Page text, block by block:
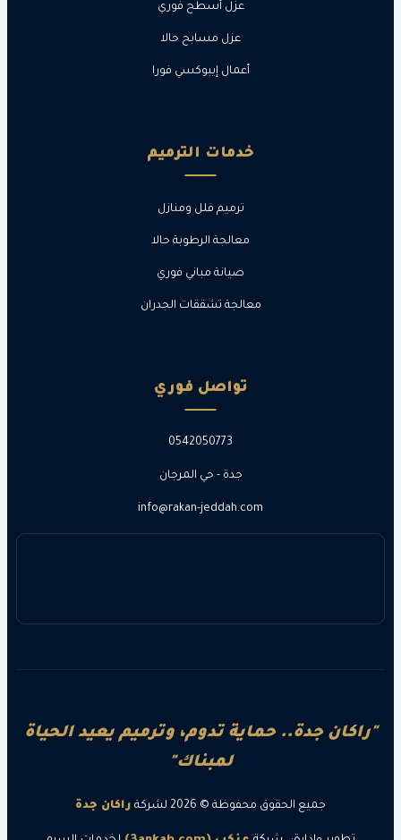
عزل أسطح فوري
عزل مسابح حالا
أعمال إيبوكسي فورا
خدمات الترميم
ترميم فلل ومنازل
معالجة الرطوبة حالا
صيانة مباني فوري
معالجة تشققات الجدران
تواصل فوري
جدة - حي المرجان
info@rakan-jeddah.com
جدة.. حماية تدوم، وترميم يعيد الحياة
لمبناك"
جميع الحقوق محفوظة © 2026 لشركة راكان جدة